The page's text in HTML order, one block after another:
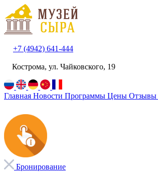
+7 (4942) 641-444
Кострома, ул. Чайковского, 19
Главная Новости Программы Цены Отзывы
Бронирование